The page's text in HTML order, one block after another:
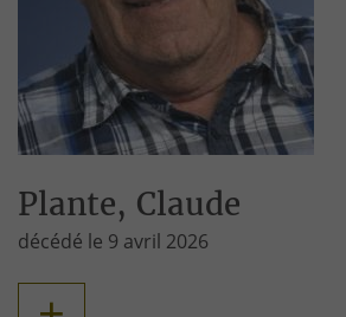
Plante, Claude
décédé le 9 avril 2026